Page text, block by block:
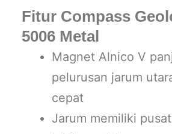
Fitur Compass
5006 Metal
Magnet Alnico V
pelurusan jarum
cepat
Jarum memiliki